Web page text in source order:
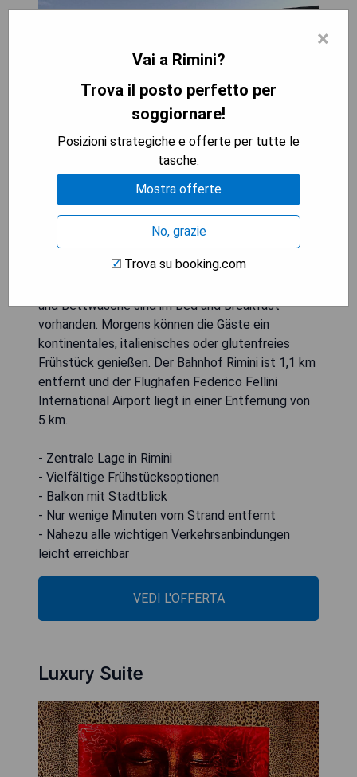
B&B RoofTop51 befindet sich im Zentrum von
Rimini, nur 1,5 km vom Rimini Prime Beach und 2,7
km vom Lido San Giuliano Beach entfernt. Die
Unterkunft bietet eine Terrasse und Klimaanlage
und Bettwäsche sind im Bed and Breakfast
vorhanden. Morgens können die Gäste ein
kontinentales, italienisches oder glutenfreies
Frühstück genießen. Der Bahnhof Rimini ist 1,1 km
entfernt und der Flughafen Federico Fellini
International Airport liegt in einer Entfernung von
5 km.
- Zentrale Lage in Rimini
- Vielfältige Frühstücksoptionen
- Balkon mit Stadtblick
- Nur wenige Minuten vom Strand entfernt
- Nahezu alle wichtigen Verkehrsanbindungen
leicht erreichbar
VEDI L'OFFERTA
Luxury Suite
×
Vai a Rimini?
Trova il posto perfetto per
soggiornare!
Posizioni strategiche e offerte per tutte le
tasche.
Mostra offerte
No, grazie
Trova su booking.com